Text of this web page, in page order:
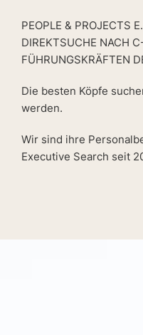
PEOPLE & PROJECTS
DIREKTSUCHE NACH
FÜHRUNGSKRÄFTEN
Die besten Köpfe
werden.
Wir sind ihre
Executive Search seit